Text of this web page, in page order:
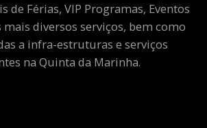
de Férias, VIP Programas, Eventos
mais diversos serviços, bem como
a infra-estruturas e serviços
na Quinta da Marinha.